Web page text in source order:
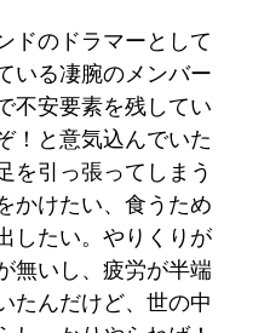
ズ。
ドのドラマーとして
いる凄腕のメンバー
不安要素を残してい
！と意気込んでいた
を引っ張ってしまう
かけたい、食うため
したい。やりくりが
無いし、疲労が半端
たんだけど、世の中